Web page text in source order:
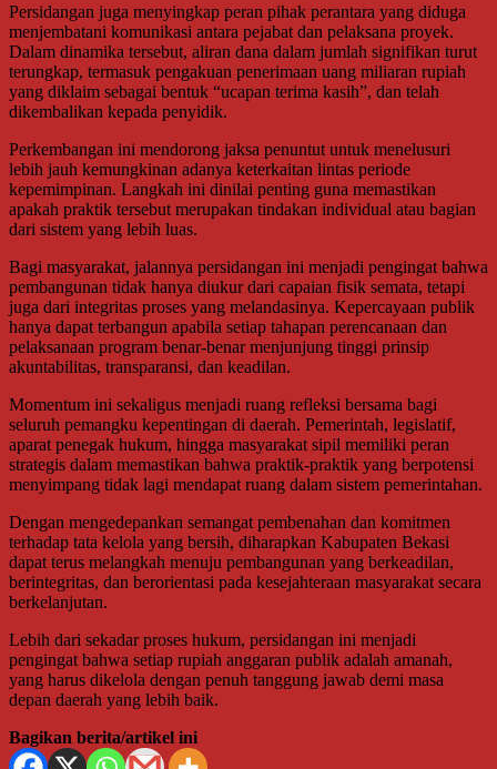
Persidangan juga menyingkap peran pihak perantara yang diduga
menjembatani komunikasi antara pejabat dan pelaksana proyek.
Dalam dinamika tersebut, aliran dana dalam jumlah signifikan turut
terungkap, termasuk pengakuan penerimaan uang miliaran rupiah
yang diklaim sebagai bentuk “ucapan terima kasih”, dan telah
dikembalikan kepada penyidik.
Perkembangan ini mendorong jaksa penuntut untuk menelusuri
lebih jauh kemungkinan adanya keterkaitan lintas periode
kepemimpinan. Langkah ini dinilai penting guna memastikan
apakah praktik tersebut merupakan tindakan individual atau bagian
dari sistem yang lebih luas.
Bagi masyarakat, jalannya persidangan ini menjadi pengingat bahwa
pembangunan tidak hanya diukur dari capaian fisik semata, tetapi
juga dari integritas proses yang melandasinya. Kepercayaan publik
hanya dapat terbangun apabila setiap tahapan perencanaan dan
pelaksanaan program benar-benar menjunjung tinggi prinsip
akuntabilitas, transparansi, dan keadilan.
Momentum ini sekaligus menjadi ruang refleksi bersama bagi
seluruh pemangku kepentingan di daerah. Pemerintah, legislatif,
aparat penegak hukum, hingga masyarakat sipil memiliki peran
strategis dalam memastikan bahwa praktik-praktik yang berpotensi
menyimpang tidak lagi mendapat ruang dalam sistem pemerintahan.
Dengan mengedepankan semangat pembenahan dan komitmen
terhadap tata kelola yang bersih, diharapkan Kabupaten Bekasi
dapat terus melangkah menuju pembangunan yang berkeadilan,
berintegritas, dan berorientasi pada kesejahteraan masyarakat secara
berkelanjutan.
Lebih dari sekadar proses hukum, persidangan ini menjadi
pengingat bahwa setiap rupiah anggaran publik adalah amanah,
yang harus dikelola dengan penuh tanggung jawab demi masa
depan daerah yang lebih baik.
Bagikan berita/artikel ini